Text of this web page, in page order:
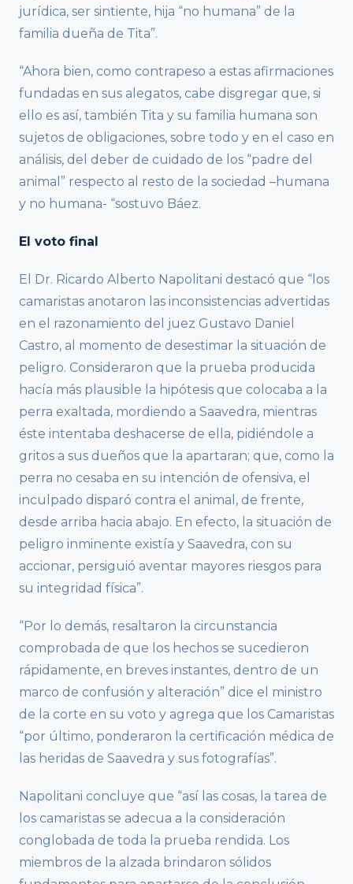
jurídica, ser sintiente, hija “no humana” de la
familia dueña de Tita”.
“Ahora bien, como contrapeso a estas afirmaciones
fundadas en sus alegatos, cabe disgregar que, si
ello es así, también Tita y su familia humana son
sujetos de obligaciones, sobre todo y en el caso en
análisis, del deber de cuidado de los “padre del
animal” respecto al resto de la sociedad –humana
y no humana- “sostuvo Báez.
El voto final
El Dr. Ricardo Alberto Napolitani destacó que “los
camaristas anotaron las inconsistencias advertidas
en el razonamiento del juez Gustavo Daniel
Castro, al momento de desestimar la situación de
peligro. Consideraron que la prueba producida
hacía más plausible la hipótesis que colocaba a la
perra exaltada, mordiendo a Saavedra, mientras
éste intentaba deshacerse de ella, pidiéndole a
gritos a sus dueños que la apartaran; que, como la
perra no cesaba en su intención de ofensiva, el
inculpado disparó contra el animal, de frente,
desde arriba hacia abajo. En efecto, la situación de
peligro inminente existía y Saavedra, con su
accionar, persiguió aventar mayores riesgos para
su integridad física”.
“Por lo demás, resaltaron la circunstancia
comprobada de que los hechos se sucedieron
rápidamente, en breves instantes, dentro de un
marco de confusión y alteración” dice el ministro
de la corte en su voto y agrega que los Camaristas
“por último, ponderaron la certificación médica de
las heridas de Saavedra y sus fotografías”.
Napolitani concluye que “así las cosas, la tarea de
los camaristas se adecua a la consideración
conglobada de toda la prueba rendida. Los
miembros de la alzada brindaron sólidos